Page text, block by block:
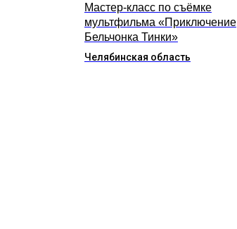
Мастер-класс по съёмке
мультфильма «Приключение
Бельчонка Тинки»
Челябинская область